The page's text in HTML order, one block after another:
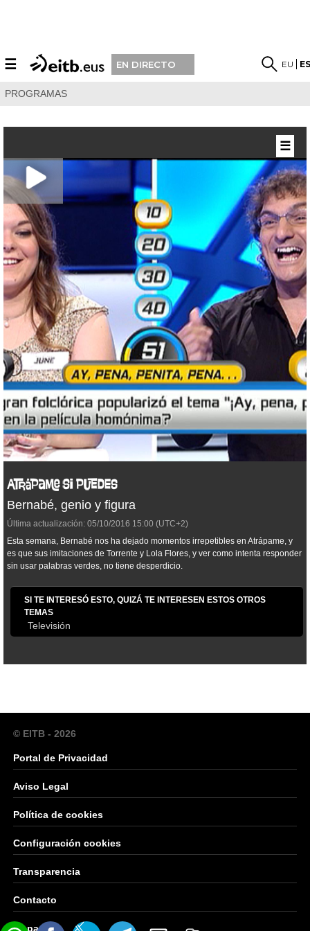
☰ EN DIRECTO EU
PROGRAMAS
Bernabé, genio y figura
Última actualización: 05/10/2016 15:00 (UTC+2)
Esta semana, Bernabé nos ha dejado momentos irrepetibles en Atrápame, y
es que sus imitaciones de Torrente y Lola Flores, y ver como intenta responder
sin usar palabras verdes, no tiene desperdicio.
SI TE INTERESÓ ESTO, QUIZÁ TE INTERESEN ESTOS OTROS
TEMAS
Televisión
☰
© EITB - 2026
Portal de Privacidad
Aviso Legal
Política de cookies
Configuración cookies
Transparencia
Contacto
Mapa Web